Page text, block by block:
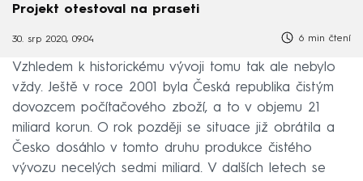
Projekt otestoval na praseti
30. srp 2020, 09:04 6 min čtení
Vzhledem k historickému vývoji tomu tak ale nebylo
vždy. Ještě v roce 2001 byla Česká republika čistým
dovozcem počítačového zboží, a to v objemu 21
miliard korun. O rok později se situace již obrátila a
Česko dosáhlo v tomto druhu produkce čistého
vývozu necelých sedmi miliard. V dalších letech se